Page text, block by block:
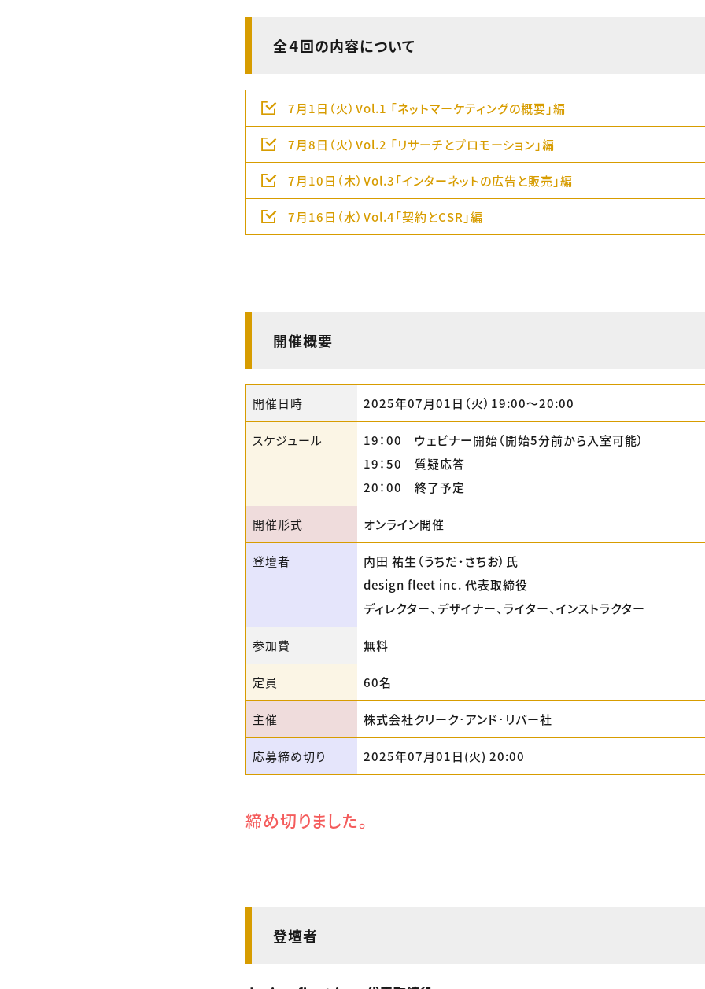
全４回の内容について
7月1日（火）Vol.1 「ネットマーケティングの概要」編
7月8日（火）Vol.2 「リサーチとプロモーション」編
7月10日（木）Vol.3「インターネットの広告と販売」編
7月16日（水）Vol.4「契約とCSR」編
開催概要
開催日時 2025年07月01日（火）19:00〜20:00
スケジュール
19：00 ウェビナー開始（開始5分前から入室可能）
19：50 質疑応答
20：00 終了予定
開催形式 オンライン開催
登壇者
内田 祐生（うちだ・さちお）氏
design fleet inc. 代表取締役
ディレクター、デザイナー、ライター、インストラクター
参加費 無料
定員 60名
主催 株式会社クリーク･アンド･リバー社
応募締め切り 2025年07月01日(火) 20:00
締め切りました。
登壇者